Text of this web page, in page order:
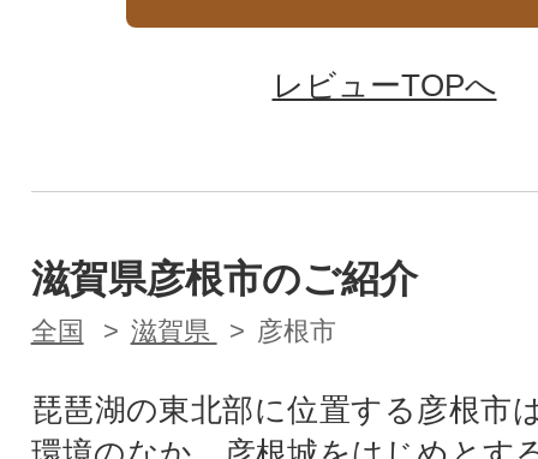
レビューTOPへ
滋賀県彦根市のご紹介
全国 滋賀県 彦根市
琵琶湖の東北部に位置する彦根市